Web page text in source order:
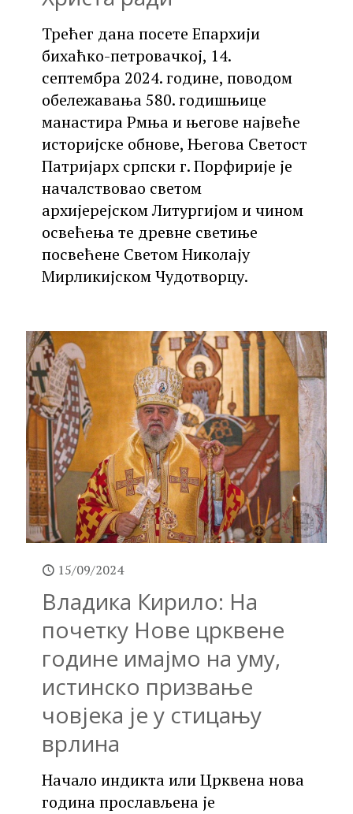
Трећег дана посете Епархији
бихаћко-петровачкој, 14.
септембра 2024. године, поводом
обележавања 580. годишњице
манастира Рмња и његове највеће
историјске обнове, Његова Светост
Патријарх српски г. Порфирије је
началствовао светом
архијерејском Литургијом и чином
освећења те древне светиње
посвећене Светом Николају
Мирликијском Чудотворцу.
15/09/2024
Владика Кирило: На
почетку Нове црквене
године имајмо на уму,
истинско призвање
човјека је у стицању
врлина
Начало индикта или Црквена нова
година прослављена је